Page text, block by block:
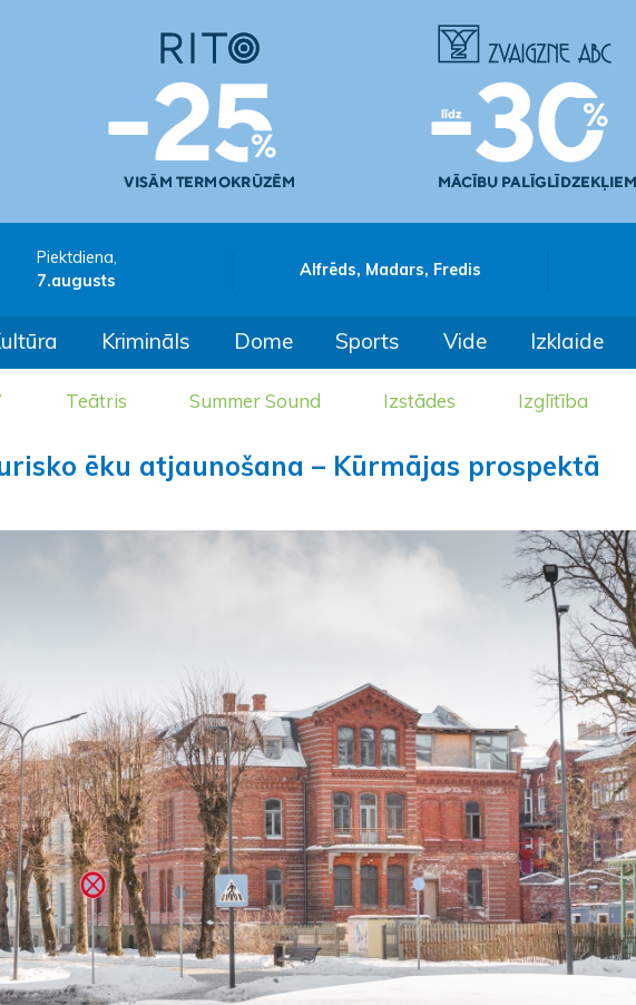
Piektdiena,
7.augusts
Alfrēds, Madars, Fredis
Krimināls Dome Sports Vide Izklaide
Teātris Summer Sound Izstādes Izglītība
ēku atjaunošana – Kūrmājas prospektā